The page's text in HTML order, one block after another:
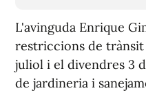
L'avinguda Enrique
restriccions de
juliol i el divendres 3
de jardineria i